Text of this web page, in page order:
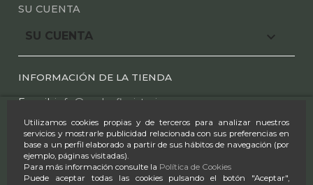
Utilizamos cookies propias y de terceros para analizar nuestros
servicios y mostrarle publicidad relacionada con sus preferencias en
base a un perfil elaborado a partir de sus hábitos de navegación (por
ejemplo, páginas visitadas).
Para más información consulte la Política de Cookies
Puede aceptar todas las cookies pulsando el botón "Aceptar",
SU CUENTA
SU CUENTA 
INFORMACIÓN DE LA TIENDA
E mail: info@azaleafloristeria.com
Tel.:91 612 25 44 -91 610 00 97
Horario:
L-S 9:00-14:00 & 17:00-20:30